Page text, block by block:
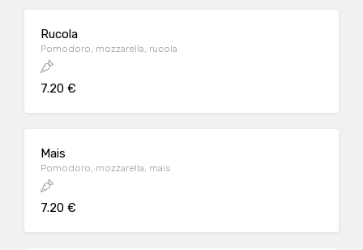
Rucola
Pomodoro, mozzarella, rucola
7.20 €
Mais
Pomodoro, mozzarella, mais
7.20 €